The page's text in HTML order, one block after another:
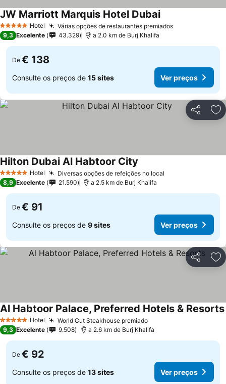
5 Estrelas Hotel Várias opções de restaurantes premiados
JW Marriott Marquis Hotel Dubai
9,3 Excelente 43.329 a 2.0 km de Burj Khalifa
De € 138
Consulte os preços de 15 sites Ver preços
Partilhar
5 Estrelas Hotel Diversas opções de refeições no local
Hilton Dubai Al Habtoor City
8,9 Excelente 21.590 a 2.5 km de Burj Khalifa
De € 91
Consulte os preços de 9 sites Ver preços
Partilhar
5 Estrelas Hotel World Cut Steakhouse premiado
Al Habtoor Palace, Preferred Hotels & Resorts
9,3 Excelente 9.508 a 2.6 km de Burj Khalifa
De € 92
Consulte os preços de 13 sites Ver preços